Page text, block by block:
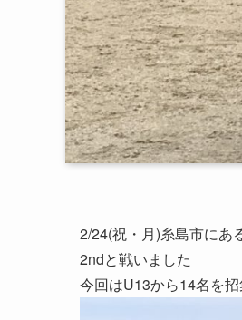
2/24(祝・月)糸島市にあ
2ndと戦いました
今回はU13から14名を